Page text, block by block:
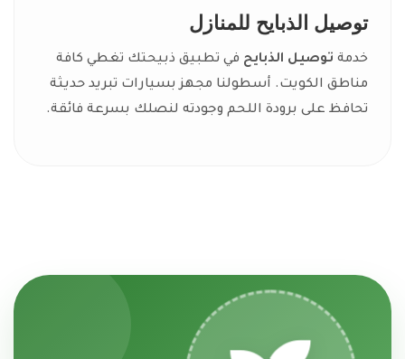
توصيل الذبايح للمنازل
خدمة توصيل الذبايح في تطبيق ذبيحتك تغطي كافة
مناطق الكويت. أسطولنا مجهز بسيارات تبريد حديثة
تحافظ على برودة اللحم وجودته لنصلك بسرعة فائقة.